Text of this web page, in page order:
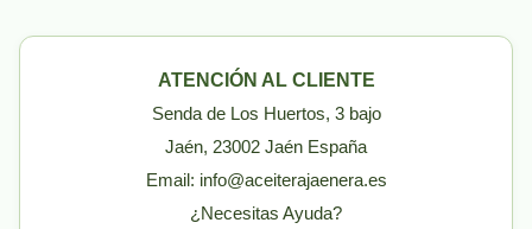
ATENCIÓN AL CLIENTE
Senda de Los Huertos, 3 bajo
Jaén, 23002 Jaén España
Email: info@aceiterajaenera.es
¿Necesitas Ayuda?